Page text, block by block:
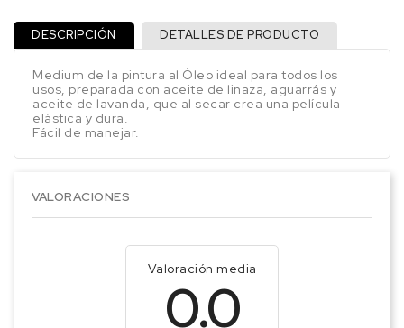
DESCRIPCIÓN DETALLES DE PRODUCTO
Medium de la pintura al Óleo ideal para todos los
usos, preparada con aceite de linaza, aguarrás y
aceite de lavanda, que al secar crea una película
elástica y dura.
Fácil de manejar.
VALORACIONES
Valoración media
0.0